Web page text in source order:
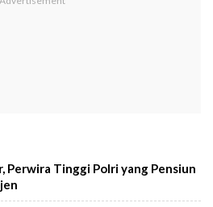
Perwira Tinggi Polri yang Pensiun